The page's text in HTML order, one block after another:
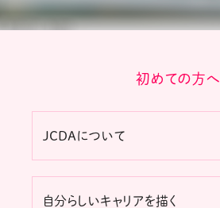
初めての方へ
JCDAについて
自分らしいキャリアを描く